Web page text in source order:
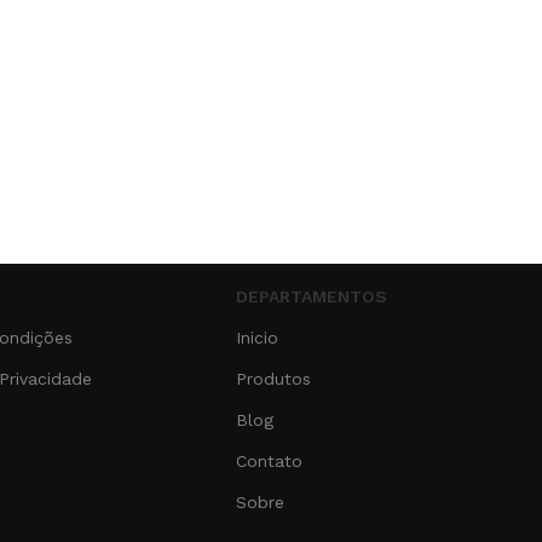
DEPARTAMENTOS
Inicio
Produtos
Blog
Contato
Sobre